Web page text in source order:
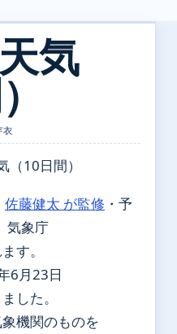
気
衣
（10日間）
佐藤健太 が監修 ・ 予
気象庁
す。
6月23日
した。
機関のものを